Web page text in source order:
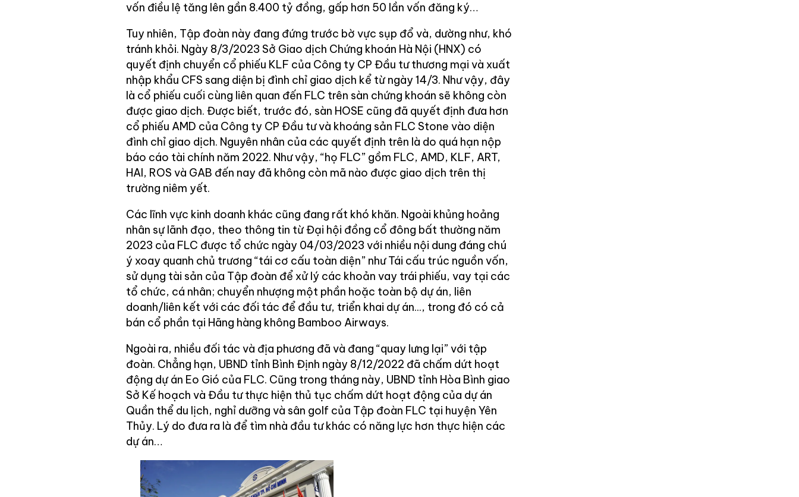
vốn điều lệ tăng lên gần 8.400 tỷ đồng, gấp hơn 50 lần vốn đăng ký…
Tuy nhiên, Tập đoàn này đang đứng trước bờ vực sụp đổ và, dường như, khó
tránh khỏi. Ngày 8/3/2023 Sở Giao dịch Chứng khoán Hà Nội (HNX) có
quyết định chuyển cổ phiếu KLF của Công ty CP Đầu tư thương mại và xuất
nhập khẩu CFS sang diện bị đình chỉ giao dịch kể từ ngày 14/3. Như vậy, đây
là cổ phiếu cuối cùng liên quan đến FLC trên sàn chứng khoán sẽ không còn
được giao dịch. Được biết, trước đó, sàn HOSE cũng đã quyết định đưa hơn
cổ phiếu AMD của Công ty CP Đầu tư và khoáng sản FLC Stone vào diện
đình chỉ giao dịch. Nguyên nhân của các quyết định trên là do quá hạn nộp
báo cáo tài chính năm 2022. Như vậy, “họ FLC” gồm FLC, AMD, KLF, ART,
HAI, ROS và GAB đến nay đã không còn mã nào được giao dịch trên thị
trường niêm yết.
Các lĩnh vực kinh doanh khác cũng đang rất khó khăn. Ngoài khủng hoảng
nhân sự lãnh đạo, theo thông tin từ Đại hội đồng cổ đông bất thường năm
2023 của FLC được tổ chức ngày 04/03/2023 với nhiều nội dung đáng chú
ý xoay quanh chủ trương “tái cơ cấu toàn diện” như Tái cấu trúc nguồn vốn,
sử dụng tài sản của Tập đoàn để xử lý các khoản vay trái phiếu, vay tại các
tổ chức, cá nhân; chuyển nhượng một phần hoặc toàn bộ dự án, liên
doanh/liên kết với các đối tác để đầu tư, triển khai dự án..., trong đó có cả
bán cổ phần tại Hãng hàng không Bamboo Airways.
Ngoài ra, nhiều đối tác và địa phương đã và đang “quay lưng lại” với tập
đoàn. Chẳng hạn, UBND tỉnh Bình Định ngày 8/12/2022 đã chấm dứt hoạt
động dự án Eo Gió của FLC. Cũng trong tháng này, UBND tỉnh Hòa Bình giao
Sở Kế hoạch và Đầu tư thực hiện thủ tục chấm dứt hoạt động của dự án
Quần thể du lịch, nghỉ dưỡng và sân golf của Tập đoàn FLC tại huyện Yên
Thủy. Lý do đưa ra là để tìm nhà đầu tư khác có năng lực hơn thực hiện các
dự án…